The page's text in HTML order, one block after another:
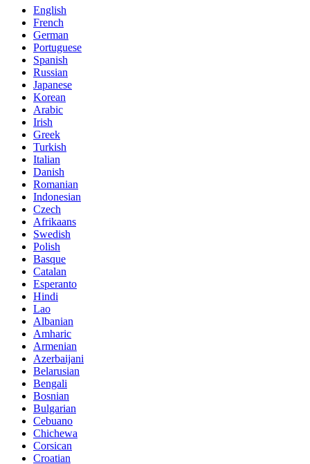
English
French
German
Portuguese
Spanish
Russian
Japanese
Korean
Arabic
Irish
Greek
Turkish
Italian
Danish
Romanian
Indonesian
Czech
Afrikaans
Swedish
Polish
Basque
Catalan
Esperanto
Hindi
Lao
Albanian
Amharic
Armenian
Azerbaijani
Belarusian
Bengali
Bosnian
Bulgarian
Cebuano
Chichewa
Corsican
Croatian